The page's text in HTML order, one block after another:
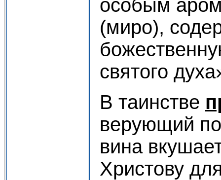
особым
(миро),
святого
В таинстве
верующий
вина
Христову